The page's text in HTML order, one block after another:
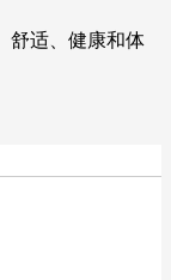
舒适、健康和体